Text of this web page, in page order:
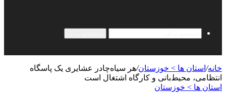
خانه/ استان ها > خوزستان/هر سیاه‌چادر عشایری یک پاسگاه
انتظامی، محیط‌بانی و کارگاه اشتغال است
استان ها > خوزستان